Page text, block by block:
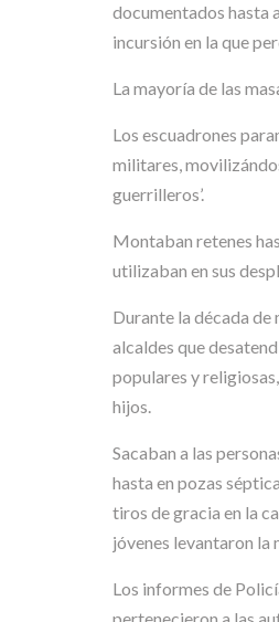
documentados hasta
incursión en la que
La mayoría de las
Los escuadrones
militares,
guerrilleros’.
Montaban retenes
utilizaban en sus
Durante la década de
alcaldes que
populares y
hijos.
Sacaban a las
hasta en pozas
tiros de gracia en la
jóvenes levantaron la
Los informes de